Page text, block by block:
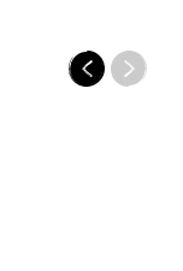
PreviousNext